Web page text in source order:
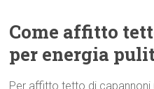
Come affitto
per energia
Per affitto tetto di capannoni